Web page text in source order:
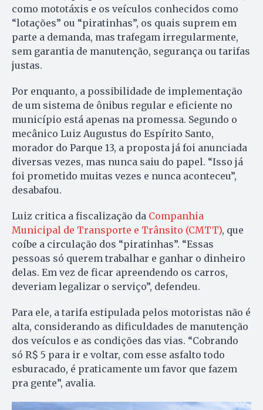
como mototáxis e os veículos conhecidos como
“lotações” ou “piratinhas”, os quais suprem em
parte a demanda, mas trafegam irregularmente,
sem garantia de manutenção, segurança ou tarifas
justas.
Por enquanto, a possibilidade de implementação
de um sistema de ônibus regular e eficiente no
município está apenas na promessa. Segundo o
mecânico Luiz Augustus do Espírito Santo,
morador do Parque 13, a proposta já foi anunciada
diversas vezes, mas nunca saiu do papel. “Isso já
foi prometido muitas vezes e nunca aconteceu”,
desabafou.
Luiz critica a fiscalização da Companhia
Municipal de Transporte e Trânsito (CMTT), que
coíbe a circulação dos “piratinhas”. “Essas
pessoas só querem trabalhar e ganhar o dinheiro
delas. Em vez de ficar apreendendo os carros,
deveriam legalizar o serviço”, defendeu.
Para ele, a tarifa estipulada pelos motoristas não é
alta, considerando as dificuldades de manutenção
dos veículos e as condições das vias. “Cobrando
só R$ 5 para ir e voltar, com esse asfalto todo
esburacado, é praticamente um favor que fazem
pra gente”, avalia.